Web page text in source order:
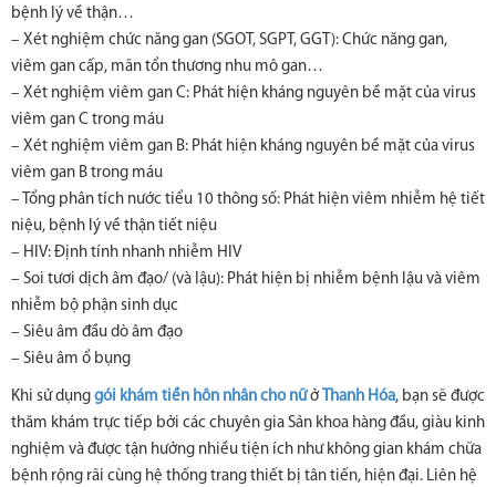
bệnh lý về thận…
– Xét nghiệm chức năng gan (SGOT, SGPT, GGT): Chức năng gan,
viêm gan cấp, mãn tổn thương nhu mô gan…
– Xét nghiệm viêm gan C: Phát hiện kháng nguyên bề mặt của virus
viêm gan C trong máu
– Xét nghiệm viêm gan B: Phát hiện kháng nguyên bề mặt của virus
viêm gan B trong máu
– Tổng phân tích nước tiểu 10 thông số: Phát hiện viêm nhiễm hệ tiết
niệu, bệnh lý về thận tiết niệu
– HIV: Định tính nhanh nhiễm HIV
– Soi tươi dịch âm đạo/ (và lậu): Phát hiện bị nhiễm bệnh lậu và viêm
nhiễm bộ phận sinh dục
– Siêu âm đầu dò âm đạo
– Siêu âm ổ bụng
Khi sử dụng gói khám tiền hôn nhân cho nữở Thanh Hóa, bạn sẽ được
thăm khám trực tiếp bởi các chuyên gia Sản khoa hàng đầu, giàu kinh
nghiệm và được tận hưởng nhiều tiện ích như không gian khám chữa
bệnh rộng rãi cùng hệ thống trang thiết bị tân tiến, hiện đại. Liên hệ